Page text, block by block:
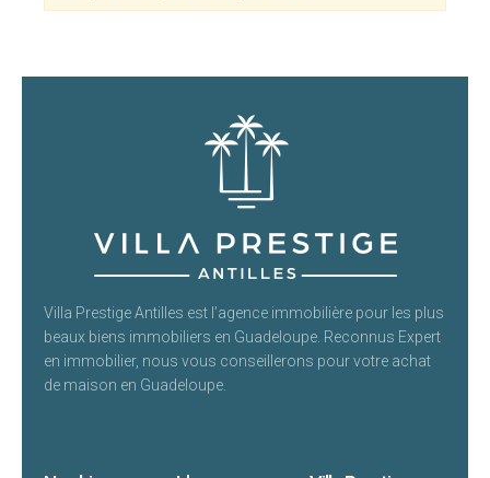
Villa Prestige Antilles est l’agence immobilière pour les plus
beaux biens immobiliers en Guadeloupe. Reconnus Expert
en immobilier, nous vous conseillerons pour votre achat
de maison en Guadeloupe.